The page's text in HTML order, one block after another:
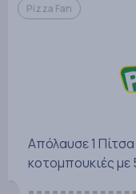
Pizza Fan
Απόλαυσε 1
κοτομπουκιές με